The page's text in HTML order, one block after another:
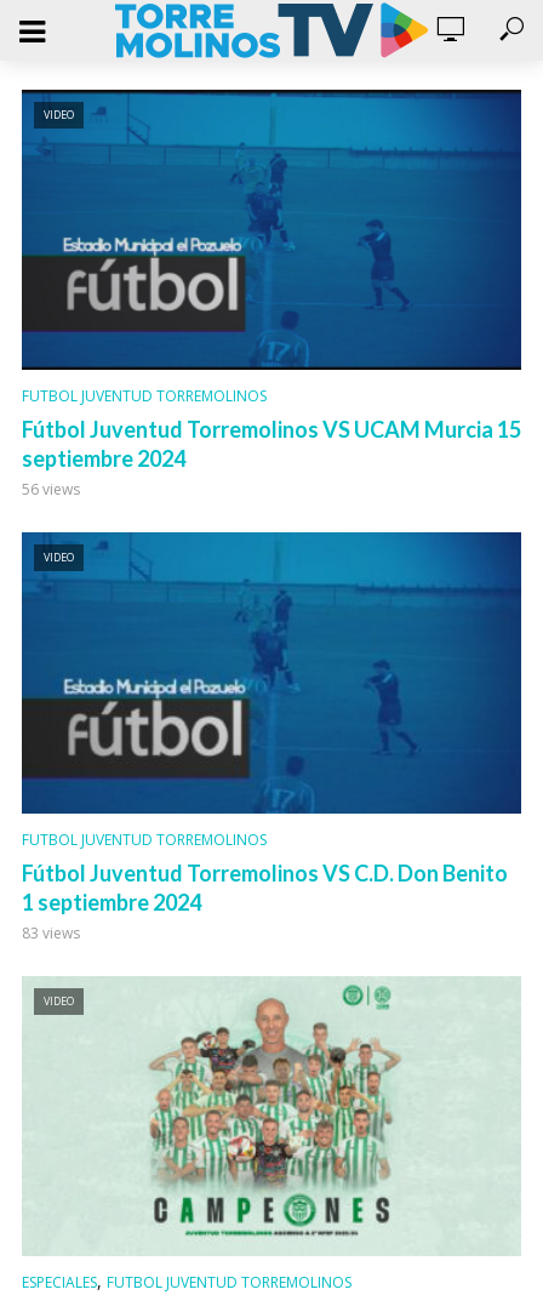
VIDEO
FUTBOL JUVENTUD TORREMOLINOS
Fútbol Juventud Torremolinos VS UCAM Murcia 15
septiembre 2024
56 views
VIDEO
FUTBOL JUVENTUD TORREMOLINOS
Fútbol Juventud Torremolinos VS C.D. Don Benito
1 septiembre 2024
83 views
VIDEO
ESPECIALES, FUTBOL JUVENTUD TORREMOLINOS